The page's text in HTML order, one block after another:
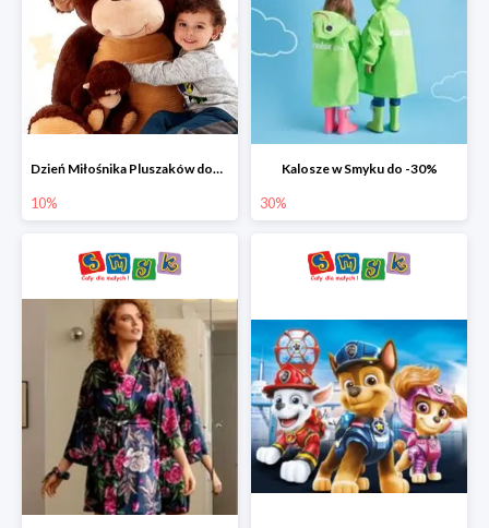
Dzień Miłośnika Pluszaków dodatkowy rabat -10%
10%
Kalosze w Smyku do -30%
30%